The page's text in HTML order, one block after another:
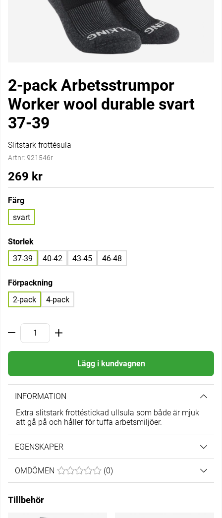
2-pack Arbetsstrumpor
Worker wool durable svart
37-39
Slitstark frottésula
Artnr: 921546r
269 kr
Färg
svart
Storlek
37-39
40-42 43-45 46-48
Förpackning
2-pack
4-pack
Lägg i kundvagnen
INFORMATION
Extra slitstark frottéstickad ullsula som både är mjuk
att gå på och håller för tuffa arbetsmiljöer.
EGENSKAPER
OMDÖMEN MEDELBETYG 0 AV 5 ANTAL BETYG 0
(0)
Tillbehör